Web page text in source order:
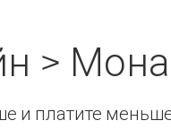
>
и платите